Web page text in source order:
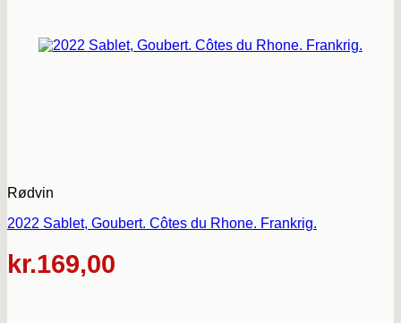
Rødvin
2022 Sablet, Goubert. Côtes du Rhone. Frankrig.
kr.169,00